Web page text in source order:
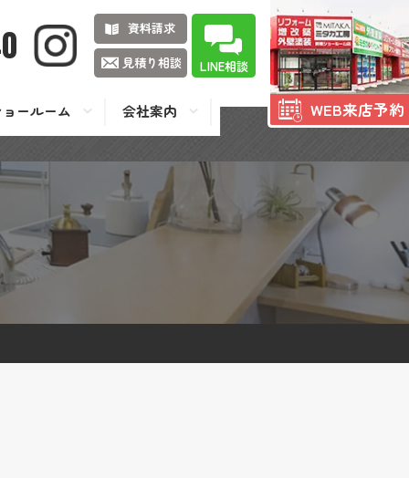
資料請求
見積り相談
LINE相談
WEB来店予約
ールーム 会社案内